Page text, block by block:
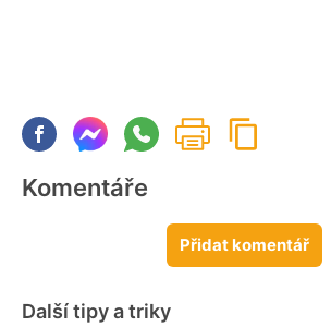
Komentáře
Přidat komentář
Další tipy a triky